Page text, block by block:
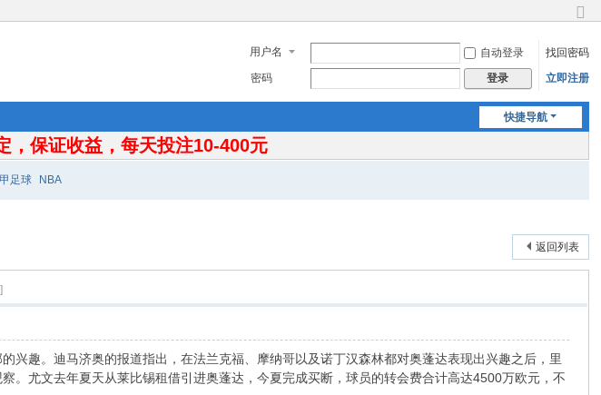
换
到
窄
用户名 自动登录
找回密码
密码
登录 立即注册
快捷导航
，保证收益，每天投注10-400元
足球 NBA
返回列表
兴趣。迪马济奥的报道指出，在法兰克福、摩纳哥以及诺丁汉森林都对奥蓬达表现出兴趣之后，里
。尤文去年夏天从莱比锡租借引进奥蓬达，今夏完成买断，球员的转会费合计高达4500万欧元，不